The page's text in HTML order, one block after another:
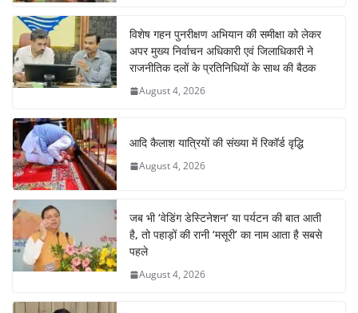
विशेष गहन पुनरीक्षण अभियान की समीक्षा को लेकर
अपर मुख्य निर्वाचन अधिकारी एवं जिलाधिकारी ने
राजनीतिक दलों के प्रतिनिधियों के साथ की बैठक
August 4, 2026
आदि कैलाश यात्रियों की संख्या में रिकॉर्ड वृद्धि
August 4, 2026
जब भी ‘वेडिंग डेस्टिनेशन’ या पर्यटन की बात आती
है, तो पहाड़ों की रानी ‘मसूरी’ का नाम आता है सबसे
पहले
August 4, 2026